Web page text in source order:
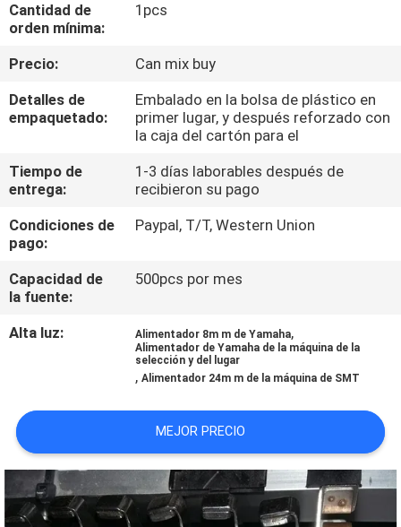
CONTROL
DE
CALIDAD
CON
NOSOTROS
NOTICIAS
SHOPPING
MAPA
DEL
SITIO
Cantidad de
orden mínima:
1pcs
Precio:
Can mix buy
Detalles de
empaquetado:
Embalado en la bolsa de plástico en
primer lugar, y después reforzado con
la caja del cartón para el
Tiempo de
entrega:
1-3 días laborables después de
recibieron su pago
Condiciones de
pago:
Paypal, T/T, Western Union
Capacidad de
la fuente:
500pcs por mes
Alta luz: Alimentador 8m m de Yamaha,
Alimentador de Yamaha de la máquina de la
selección y del lugar
,Alimentador 24m m de la máquina de SMT
MEJOR PRECIO